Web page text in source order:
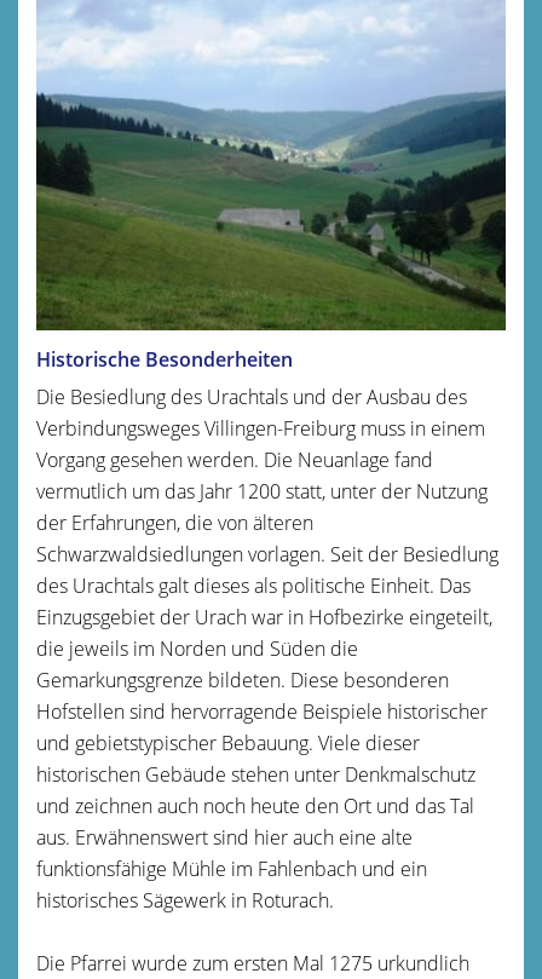
Historische Besonderheiten
Die Besiedlung des Urachtals und der Ausbau des
Verbindungsweges Villingen-Freiburg muss in einem
Vorgang gesehen werden. Die Neuanlage fand
vermutlich um das Jahr 1200 statt, unter der Nutzung
der Erfahrungen, die von älteren
Schwarzwaldsiedlungen vorlagen. Seit der Besiedlung
des Urachtals galt dieses als politische Einheit. Das
Einzugsgebiet der Urach war in Hofbezirke eingeteilt,
die jeweils im Norden und Süden die
Gemarkungsgrenze bildeten. Diese besonderen
Hofstellen sind hervorragende Beispiele historischer
und gebietstypischer Bebauung. Viele dieser
historischen Gebäude stehen unter Denkmalschutz
und zeichnen auch noch heute den Ort und das Tal
aus. Erwähnenswert sind hier auch eine alte
funktionsfähige Mühle im Fahlenbach und ein
historisches Sägewerk in Roturach.
Die Pfarrei wurde zum ersten Mal 1275 urkundlich